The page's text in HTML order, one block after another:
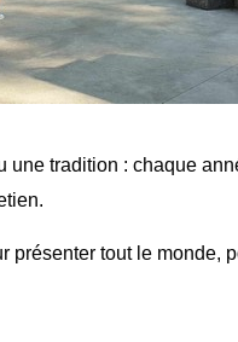
une tradition : chaque
présenter tout le monde,